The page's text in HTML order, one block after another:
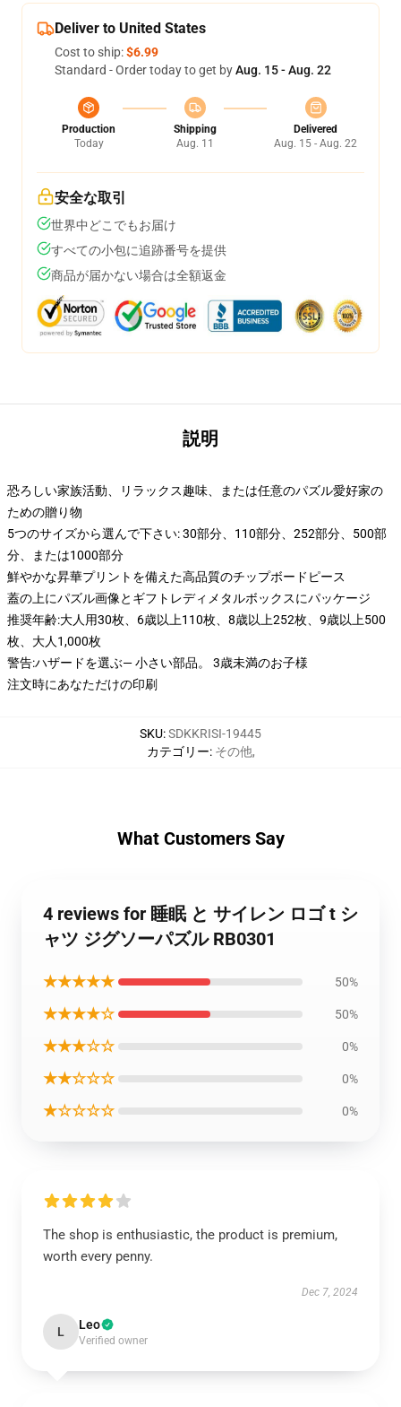
Deliver to United States
Cost to ship:$6.99
Standard - Order today to get byAug. 15 - Aug. 22
Production
Today
Shipping
Aug. 11
Delivered
Aug. 15 - Aug. 22
安全な取引
世界中どこでもお届け
すべての小包に追跡番号を提供
商品が届かない場合は全額返金
説明
恐ろしい家族活動、リラックス趣味、または任意のパズル愛好家の
ための贈り物
5つのサイズから選んで下さい: 30部分、110部分、252部分、500部
分、または1000部分
鮮やかな昇華プリントを備えた高品質のチップボードピース
蓋の上にパズル画像とギフトレディメタルボックスにパッケージ
推奨年齢:大人用30枚、6歳以上110枚、8歳以上252枚、9歳以上500
枚、大人1,000枚
警告:ハザードを選ぶ— 小さい部品。 3歳未満のお子様
注文時にあなただけの印刷
SKU:SDKKRISI-19445
カテゴリー: その他,
What Customers Say
4 reviews for 睡眠 と サイレン ロゴ t シ
ャツ ジグソーパズル RB0301
★★★★★ 50%
★★★★☆ 50%
★★★☆☆ 0%
★★☆☆☆ 0%
★☆☆☆☆ 0%
The shop is enthusiastic, the product is premium,
worth every penny.
Dec 7, 2024
L Leo
Verified owner